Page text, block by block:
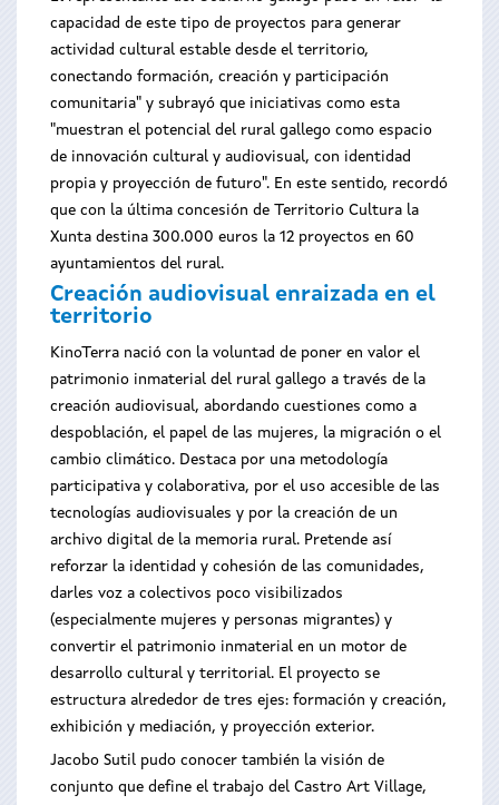
capacidad de este tipo de proyectos para generar
actividad cultural estable desde el territorio,
conectando formación, creación y participación
comunitaria" y subrayó que iniciativas como esta
"muestran el potencial del rural gallego como espacio
de innovación cultural y audiovisual, con identidad
propia y proyección de futuro". En este sentido, recordó
que con la última concesión de Territorio Cultura la
Xunta destina 300.000 euros la 12 proyectos en 60
ayuntamientos del rural.
Creación audiovisual enraizada en el
territorio
KinoTerra nació con la voluntad de poner en valor el
patrimonio inmaterial del rural gallego a través de la
creación audiovisual, abordando cuestiones como a
despoblación, el papel de las mujeres, la migración o el
cambio climático. Destaca por una metodología
participativa y colaborativa, por el uso accesible de las
tecnologías audiovisuales y por la creación de un
archivo digital de la memoria rural. Pretende así
reforzar la identidad y cohesión de las comunidades,
darles voz a colectivos poco visibilizados
(especialmente mujeres y personas migrantes) y
convertir el patrimonio inmaterial en un motor de
desarrollo cultural y territorial. El proyecto se
estructura alrededor de tres ejes: formación y creación,
exhibición y mediación, y proyección exterior.
Jacobo Sutil pudo conocer también la visión de
conjunto que define el trabajo del Castro Art Village,